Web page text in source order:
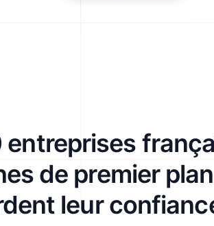
entreprises
de premier
leur